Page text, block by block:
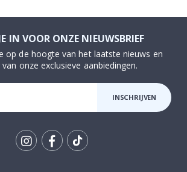
IN VOOR ONZE NIEUWSBRIEF
op de hoogte van het laatste nieuws en
onze exclusieve aanbiedingen.
INSCHRIJVEN